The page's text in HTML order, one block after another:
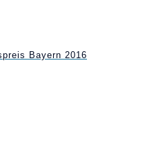
Bayern 2016